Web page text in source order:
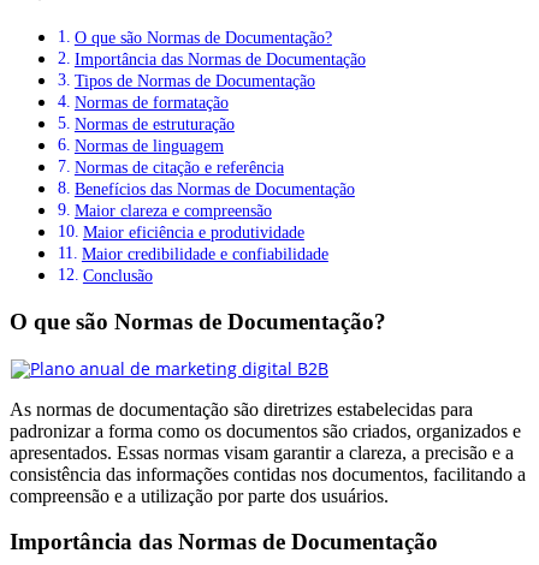
O que são Normas de Documentação?
Importância das Normas de Documentação
Tipos de Normas de Documentação
Normas de formatação
Normas de estruturação
Normas de linguagem
Normas de citação e referência
Benefícios das Normas de Documentação
Maior clareza e compreensão
Maior eficiência e produtividade
Maior credibilidade e confiabilidade
Conclusão
O que são Normas de Documentação?
As normas de documentação são diretrizes estabelecidas para
padronizar a forma como os documentos são criados, organizados e
apresentados. Essas normas visam garantir a clareza, a precisão e a
consistência das informações contidas nos documentos, facilitando a
compreensão e a utilização por parte dos usuários.
Importância das Normas de Documentação